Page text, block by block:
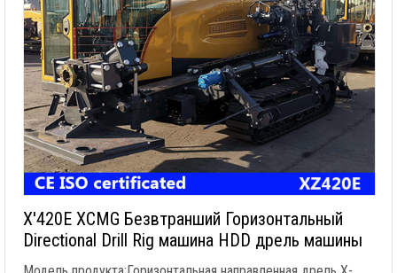
X'420E XCMG Безвтранший Горизонтальный
Directional Drill Rig машина HDD дрель машины